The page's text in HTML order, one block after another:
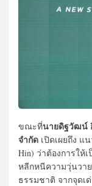
ขณะที่นายดิฐวัฒน์
จำกัด เปิดเผยถึง แ
Hin) ว่าต้องการให้
หลีกหนีความวุ่นวา
ธรรมชาติ จากจุดเ